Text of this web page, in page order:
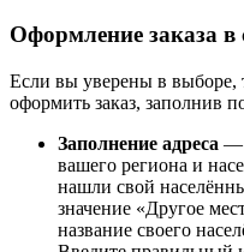
Оформление заказа
Если вы уверены в выборе,
оформить заказ, заполнив
Заполнение адреса —
вашего региона и
нашли свой
значение «Другое
название своего